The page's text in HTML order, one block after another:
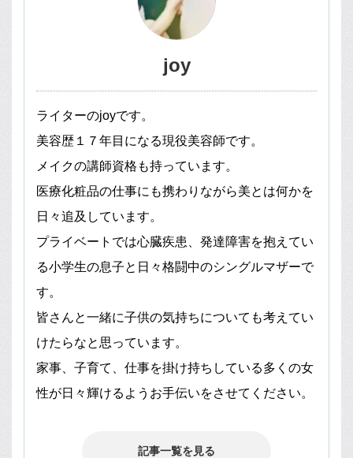
joy
ライターのjoyです。
美容歴１７年目になる現役美容師です。
メイクの講師資格も持っています。
医療化粧品の仕事にも携わりながら美とは何かを
日々追及しています。
プライベートでは心臓疾患、発達障害を抱えてい
る小学生の息子と日々格闘中のシングルマザーで
す。
皆さんと一緒に子供の気持ちについても考えてい
けたらなと思っています。
家事、子育て、仕事を掛け持ちしている多くの女
性が日々輝けるようお手伝いをさせてください。
記事一覧を見る